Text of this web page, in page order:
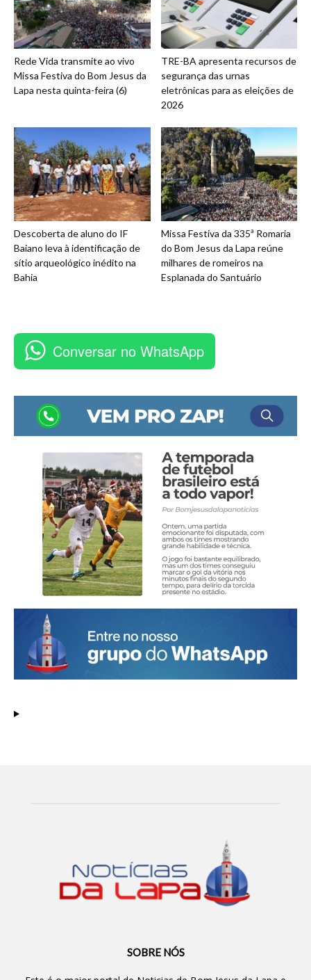
Rede Vida transmite ao vivo
Missa Festiva do Bom Jesus da
Lapa nesta quinta-feira (6)
TRE-BA apresenta recursos de
segurança das urnas
eletrônicas para as eleições de
2026
Descoberta de aluno do IF
Baiano leva à identificação de
sítio arqueológico inédito na
Bahia
Missa Festiva da 335ª Romaria
do Bom Jesus da Lapa reúne
milhares de romeiros na
Esplanada do Santuário
Conversar no WhatsApp
SOBRE NÓS